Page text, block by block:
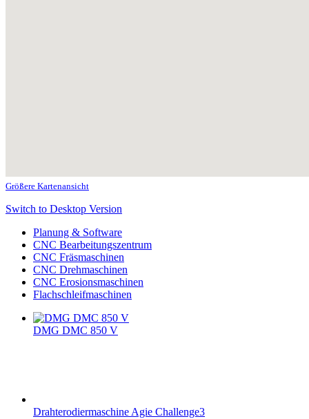
Größere Kartenansicht
Switch to Desktop Version
Planung & Software
CNC Bearbeitungszentrum
CNC Fräsmaschinen
CNC Drehmaschinen
CNC Erosionsmaschinen
Flachschleifmaschinen
DMG DMC 850 V
Drahterodiermaschine Agie Challenge3